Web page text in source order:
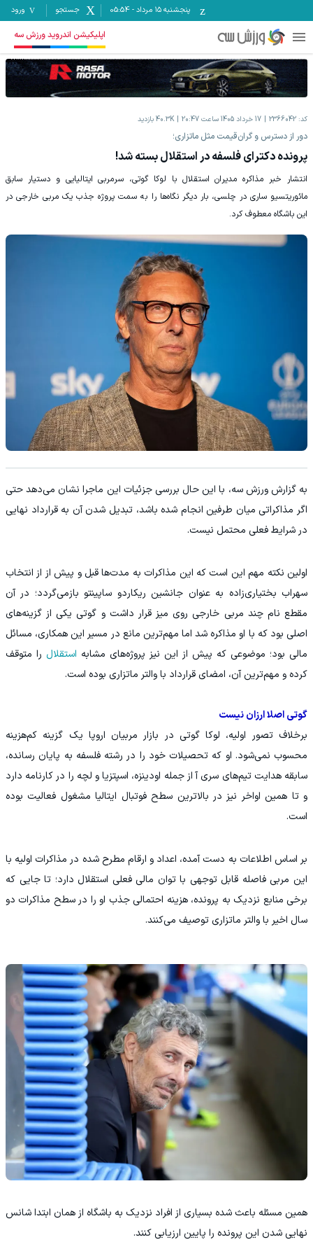
پنجشنبه ۱۵ مرداد -
05:54 جستجو ورود
اپلیکیشن اندروید ورزش سه
کد: 2366042 17 خرداد 1405 ساعت 20:47 40.3K بازدید
دور از دسترس و گران‌قیمت مثل ماتزاری؛
پرونده دکترای فلسفه در استقلال بسته شد!
انتشار خبر مذاکره مدیران استقلال با لوکا گوتی، سرمربی ایتالیایی و دستیار سابق
مائوریتسیو ساری در چلسی، بار دیگر نگاه‌ها را به سمت پروژه جذب یک مربی خارجی در
این باشگاه معطوف کرد.
به گزارش ورزش سه، با این حال بررسی جزئیات این ماجرا نشان می‌دهد حتی
اگر مذاکراتی میان طرفین انجام شده باشد، تبدیل شدن آن به قرارداد نهایی
در شرایط فعلی محتمل نیست.
اولین نکته مهم این است که این مذاکرات به مدت‌ها قبل و پیش از از انتخاب
سهراب بختیاری‌زاده به عنوان جانشین ریکاردو ساپینتو بازمی‌گردد؛ در آن
مقطع نام چند مربی خارجی روی میز قرار داشت و گوتی یکی از گزینه‌های
اصلی بود که با او مذاکره شد اما مهم‌ترین مانع در مسیر این همکاری، مسائل
مالی بود؛ موضوعی که پیش از این نیز پروژه‌های مشابه استقلال را متوقف
کرده و مهم‌ترین آن، امضای قرارداد با والتر ماتزاری بوده است.
گوتی اصلا ارزان نیست
برخلاف تصور اولیه، لوکا گوتی در بازار مربیان اروپا یک گزینه کم‌هزینه
محسوب نمی‌شود. او که تحصیلات خود را در رشته فلسفه به پایان رسانده،
سابقه هدایت تیم‌های سری آ از جمله اودینزه، اسپتزیا و لچه را در کارنامه دارد
و تا همین اواخر نیز در بالاترین سطح فوتبال ایتالیا مشغول فعالیت بوده
است.
بر اساس اطلاعات به دست آمده، اعداد و ارقام مطرح شده در مذاکرات اولیه با
این مربی فاصله قابل توجهی با توان مالی فعلی استقلال دارد؛ تا جایی که
برخی منابع نزدیک به پرونده، هزینه احتمالی جذب او را در سطح مذاکرات دو
سال اخیر با والتر ماتزاری توصیف می‌کنند.
همین مسئله باعث شده بسیاری از افراد نزدیک به باشگاه از همان ابتدا شانس
نهایی شدن این پرونده را پایین ارزیابی کنند.